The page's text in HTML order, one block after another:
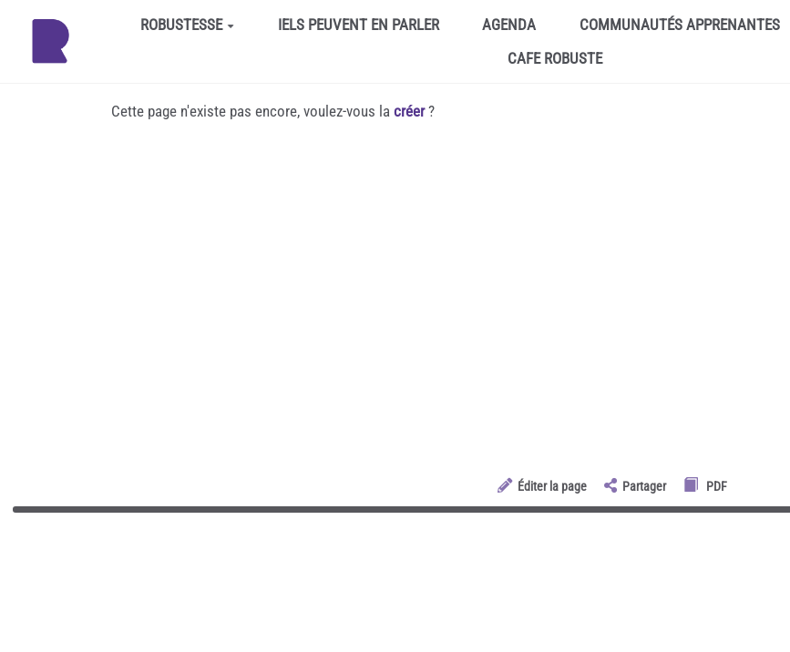
Aller au contenu principalROBUSTESSE IELS PEUVENT EN PARLER AGENDA COMMUNAUTÉS APPRENANTES
CAFE ROBUSTE
Cette page n'existe pas encore, voulez-vous la créer?
Éditer la page Partager PDF